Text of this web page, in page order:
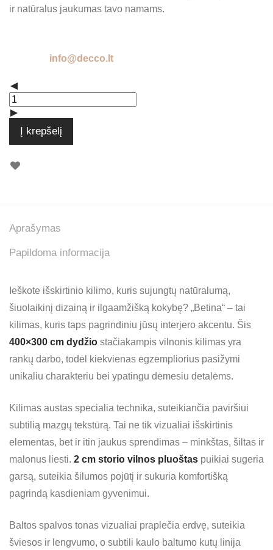
ir natūralus jaukumas tavo namams.
info@decco.lt
Į krepšelį
Aprašymas
Papildoma informacija
Ieškote išskirtinio kilimo, kuris sujungtų natūralumą,
šiuolaikinį dizainą ir ilgaamžišką kokybę? „Betina“ – tai
kilimas, kuris taps pagrindiniu jūsų interjero akcentu. Šis
400×300 cm dydžio stačiakampis vilnonis kilimas yra
rankų darbo, todėl kiekvienas egzempliorius pasižymi
unikaliu charakteriu bei ypatingu dėmesiu detalėms.
Kilimas austas specialia technika, suteikiančia paviršiui
subtilią mazgų tekstūrą. Tai ne tik vizualiai išskirtinis
elementas, bet ir itin jaukus sprendimas – minkštas, šiltas ir
malonus liesti. 2 cm storio vilnos pluoštas puikiai sugeria
garsą, suteikia šilumos pojūtį ir sukuria komfortišką
pagrindą kasdieniam gyvenimui.
Baltos spalvos tonas vizualiai praplečia erdvę, suteikia
šviesos ir lengvumo, o subtili kaulo baltumo kutų linija